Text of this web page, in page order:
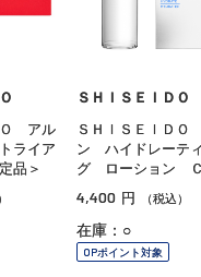
Ｏ アル
ライア
品＞
ＳＨＩＳＥＩＤＯ
ＳＨＩＳＥＩＤ
ン ハイドレーテ
グ ローション
4,400 円 （税込）
在庫：○
OPポイント対象